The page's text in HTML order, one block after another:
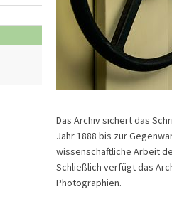
Das Archiv sichert das
Jahr 1888 bis zur
wissenschaftliche Arbeit
Schließlich verfügt das
Photographien.